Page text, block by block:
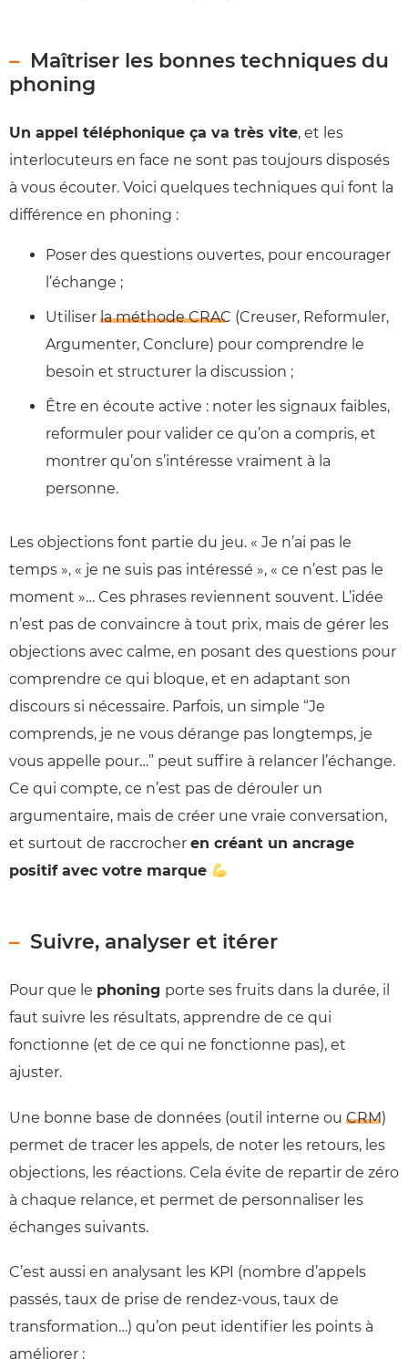
Maîtriser les bonnes techniques du
phoning
Un appel téléphonique ça va très vite, et les
interlocuteurs en face ne sont pas toujours disposés
à vous écouter. Voici quelques techniques qui font la
différence en phoning :
Poser des questions ouvertes, pour encourager
l’échange ;
Utiliser la méthode CRAC (Creuser, Reformuler,
Argumenter, Conclure) pour comprendre le
besoin et structurer la discussion ;
Être en écoute active : noter les signaux faibles,
reformuler pour valider ce qu’on a compris, et
montrer qu’on s’intéresse vraiment à la
personne.
Les objections font partie du jeu. « Je n’ai pas le
temps », « je ne suis pas intéressé », « ce n’est pas le
moment »… Ces phrases reviennent souvent. L’idée
n’est pas de convaincre à tout prix, mais de gérer les
objections avec calme, en posant des questions pour
comprendre ce qui bloque, et en adaptant son
discours si nécessaire. Parfois, un simple “Je
comprends, je ne vous dérange pas longtemps, je
vous appelle pour…” peut suffire à relancer l’échange.
Ce qui compte, ce n’est pas de dérouler un
argumentaire, mais de créer une vraie conversation,
et surtout de raccrocher en créant un ancrage
positif avec votre marque
Suivre, analyser et itérer
Pour que le phoning porte ses fruits dans la durée, il
faut suivre les résultats, apprendre de ce qui
fonctionne (et de ce qui ne fonctionne pas), et
ajuster.
Une bonne base de données (outil interne ou CRM)
permet de tracer les appels, de noter les retours, les
objections, les réactions. Cela évite de repartir de zéro
à chaque relance, et permet de personnaliser les
échanges suivants.
C’est aussi en analysant les KPI (nombre d’appels
passés, taux de prise de rendez-vous, taux de
transformation…) qu’on peut identifier les points à
améliorer :